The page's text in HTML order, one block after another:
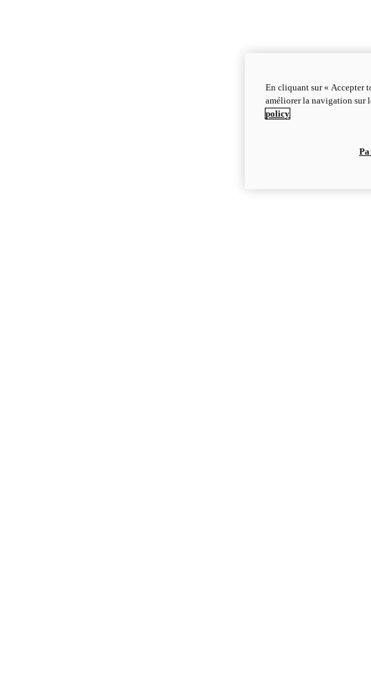
En cliquant sur « Accepter
améliorer la navigation sur
policy